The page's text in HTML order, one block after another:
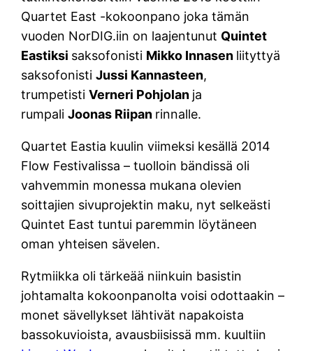
Quartet East -kokoonpano joka tämän
vuoden NorDIG.iin on laajentunut Quintet
Eastiksi saksofonisti Mikko Innasen liityttyä
saksofonistiJussi Kannasteen,
trumpetistiVerneri Pohjolan ja
rumpaliJoonas Riipan rinnalle.
Quartet Eastia kuulin viimeksi kesällä 2014
Flow Festivalissa – tuolloin bändissä oli
vahvemmin monessa mukana olevien
soittajien sivuprojektin maku, nyt selkeästi
Quintet East tuntui paremmin löytäneen
oman yhteisen sävelen.
Rytmiikka oli tärkeää niinkuin basistin
johtamalta kokoonpanolta voisi odottaakin –
monet sävellykset lähtivät napakoista
bassokuvioista, avausbiisissä mm. kuultiin